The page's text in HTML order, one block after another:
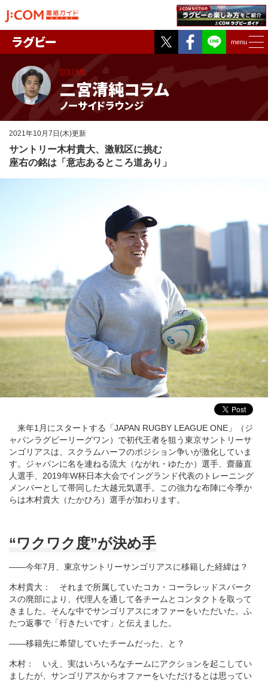
Twitter
Facebook
menu
ラグビー
二宮清純コラム
ノーサイドラウンジ
COLUMN
2021年10月7日(木)更新
サントリー木村貴大、激戦区に挑む
座右の銘は「意志あるところ道あり」
来年1月にスタートする「JAPAN RUGBY LEAGUE ONE」（ジ
ャパンラグビーリーグワン）で初代王者を狙う東京サントリーサ
ンゴリアスは、スクラムハーフのポジション争いが激化していま
す。ジャパンに名を連ねる流大（ながれ・ゆたか）選手、齋藤直
人選手、2019年W杯日本大会でイングランド代表のトレーニング
メンバーとして帯同した大越元気選手。この強力な布陣に今季か
らは木村貴大（たかひろ）選手が加わります。
“ワクワク度”が決め手
――今年7月、東京サントリーサンゴリアスに移籍した経緯は？
木村貴大： それまで所属していたコカ・コーラレッドスパーク
スの廃部により、代理人を通して各チームとコンタクトを取って
きました。そんな中でサンゴリアスにオファーをいただいた。ふ
たつ返事で「行きたいです」と伝えました。
――移籍先に希望していたチームだった、と？
木村： いえ、実はいろいろなチームにアクションを起こしてい
ましたが、サンゴリアスからオファーをいただけるとは思ってい